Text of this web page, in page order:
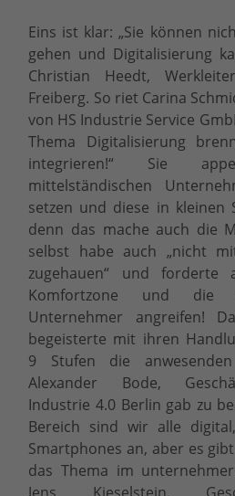
Eins ist klar: „Sie können
gehen und Digitalisierung
Christian Heedt,
Freiberg. So riet Carina
von HS Industrie Service
Thema Digitalisierung
integrieren!“ Sie
mittelständischen
setzen und diese in kleinen
denn das mache auch die
selbst habe auch „nicht
zugehauen“ und forderte
Komfortzone und die
Unternehmer angreifen!
begeisterte mit ihren
9 Stufen die
Alexander Bode,
Industrie 4.0 Berlin gab zu
Bereich sind wir alle
Smartphones an, aber es
das Thema im